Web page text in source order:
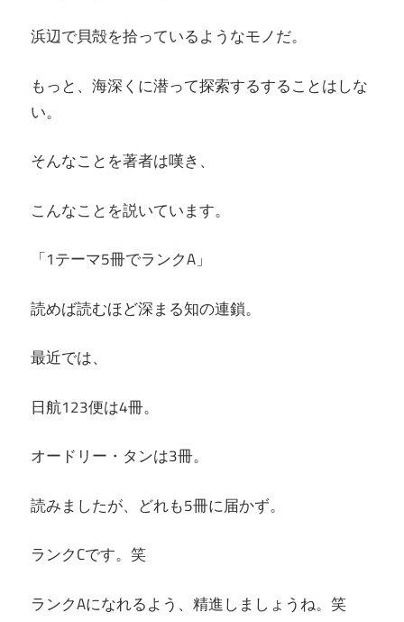
浜辺で貝殻を拾っているようなモノだ。
もっと、海深くに潜って探索するすることはしな
い。
そんなことを著者は嘆き、
こんなことを説いています。
「1テーマ5冊でランクA」
読めば読むほど深まる知の連鎖。
最近では、
日航123便は4冊。
オードリー・タンは3冊。
読みましたが、どれも5冊に届かず。
ランクCです。笑
ランクAになれるよう、精進しましょうね。笑